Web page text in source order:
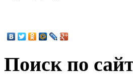
Поиск по